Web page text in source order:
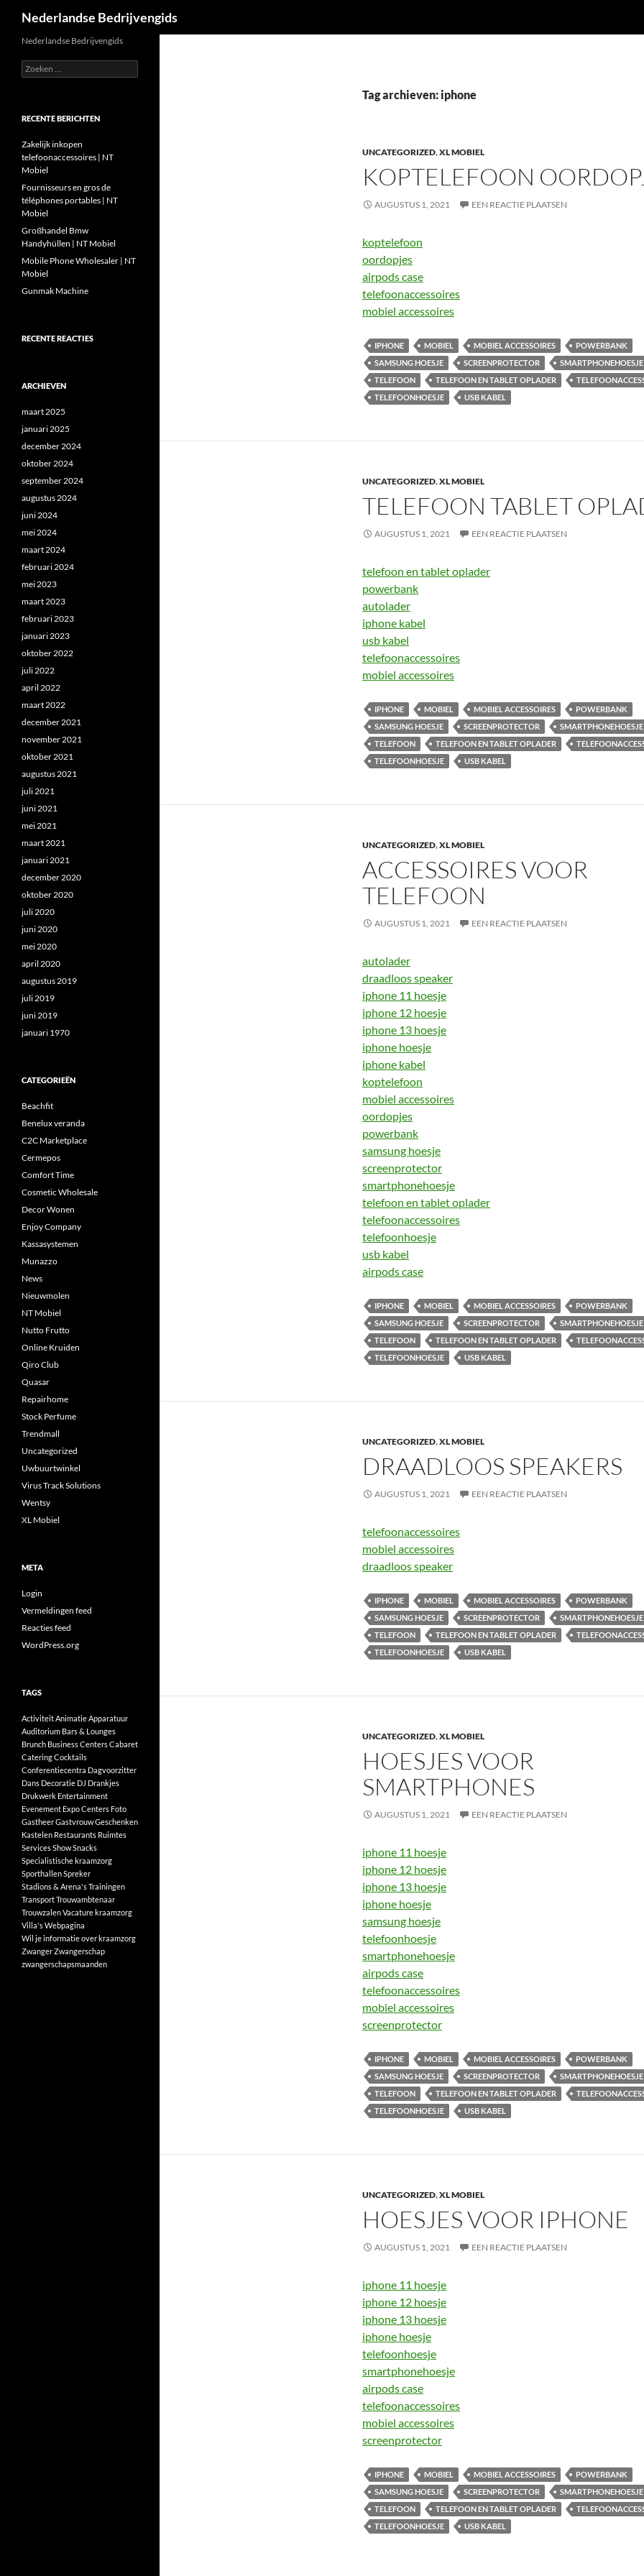
Nederlandse Bedrijvengids
Tag archieven: iphone
UNCATEGORIZED,XL MOBIEL
KOPTELEFOON
AUGUSTUS 1, 2021 EEN REACTIE PLAATSEN
koptelefoon
oordopjes
airpods case
telefoonaccessoires
mobiel accessoires
IPHONE MOBIEL MOBIEL ACCESSOIRES
POWERBANK
SAMSUNG HOESJE
SCREENPROTECTOR SMARTPHONEHOESJE
TELEFOON
TELEFOON EN TABLET OPLADER
TELEFOONHOESJE
USB KABEL
UNCATEGORIZED,XL MOBIEL
TELEFOON TABLET
AUGUSTUS 1, 2021 EEN REACTIE PLAATSEN
telefoon en tablet oplader
powerbank
autolader
iphone kabel
usb kabel
telefoonaccessoires
mobiel accessoires
IPHONE MOBIEL MOBIEL ACCESSOIRES
POWERBANK
SAMSUNG HOESJE
SCREENPROTECTOR SMARTPHONEHOESJE
TELEFOON
TELEFOON EN TABLET OPLADER
TELEFOONHOESJE
USB KABEL
UNCATEGORIZED,XL MOBIEL
ACCESSOIRES VOOR
TELEFOON
AUGUSTUS 1, 2021 EEN REACTIE PLAATSEN
autolader
draadloos speaker
iphone 11 hoesje
iphone 12 hoesje
iphone 13 hoesje
iphone hoesje
iphone kabel
koptelefoon
mobiel accessoires
oordopjes
powerbank
samsung hoesje
screenprotector
smartphonehoesje
telefoon en tablet oplader
telefoonaccessoires
telefoonhoesje
usb kabel
airpods case
IPHONE MOBIEL MOBIEL ACCESSOIRES
POWERBANK
SAMSUNG HOESJE
SCREENPROTECTOR SMARTPHONEHOESJE
TELEFOON
TELEFOON EN TABLET OPLADER
TELEFOONHOESJE
USB KABEL
UNCATEGORIZED,XL MOBIEL
DRAADLOOS SPEAKERS
AUGUSTUS 1, 2021 EEN REACTIE PLAATSEN
telefoonaccessoires
mobiel accessoires
draadloos speaker
IPHONE MOBIEL MOBIEL ACCESSOIRES
POWERBANK
SAMSUNG HOESJE
SCREENPROTECTOR SMARTPHONEHOESJE
TELEFOON
TELEFOON EN TABLET OPLADER
TELEFOONHOESJE
USB KABEL
UNCATEGORIZED,XL MOBIEL
HOESJES VOOR
SMARTPHONES
AUGUSTUS 1, 2021 EEN REACTIE PLAATSEN
iphone 11 hoesje
iphone 12 hoesje
iphone 13 hoesje
iphone hoesje
samsung hoesje
telefoonhoesje
smartphonehoesje
airpods case
telefoonaccessoires
mobiel accessoires
screenprotector
IPHONE MOBIEL MOBIEL ACCESSOIRES
POWERBANK
SAMSUNG HOESJE
SCREENPROTECTOR SMARTPHONEHOESJE
TELEFOON
TELEFOON EN TABLET OPLADER
TELEFOONHOESJE
USB KABEL
UNCATEGORIZED,XL MOBIEL
HOESJES VOOR IPHONE
AUGUSTUS 1, 2021 EEN REACTIE PLAATSEN
iphone 11 hoesje
iphone 12 hoesje
iphone 13 hoesje
iphone hoesje
telefoonhoesje
smartphonehoesje
airpods case
telefoonaccessoires
mobiel accessoires
screenprotector
IPHONE MOBIEL MOBIEL ACCESSOIRES
POWERBANK
SAMSUNG HOESJE
SCREENPROTECTOR SMARTPHONEHOESJE
TELEFOON
TELEFOON EN TABLET OPLADER
TELEFOONHOESJE
USB KABEL
Nederlandse Bedrijvengids
Zoeken
naar:
RECENTE BERICHTEN
Zakelijk inkopen
telefoonaccessoires | NT
Mobiel
Fournisseurs en gros de
téléphones portables | NT
Mobiel
Großhandel Bmw
Handyhüllen | NT Mobiel
Mobile Phone Wholesaler | NT
Mobiel
Gunmak Machine
RECENTE REACTIES
ARCHIEVEN
maart 2025
januari 2025
december 2024
oktober 2024
september 2024
augustus 2024
juni 2024
mei 2024
maart 2024
februari 2024
mei 2023
maart 2023
februari 2023
januari 2023
oktober 2022
juli 2022
april 2022
maart 2022
december 2021
november 2021
oktober 2021
augustus 2021
juli 2021
juni 2021
mei 2021
maart 2021
januari 2021
december 2020
oktober 2020
juli 2020
juni 2020
mei 2020
april 2020
augustus 2019
juli 2019
juni 2019
januari 1970
CATEGORIEËN
Beachfit
Benelux veranda
C2C Marketplace
Cermepos
Comfort Time
Cosmetic Wholesale
Decor Wonen
Enjoy Company
Kassasystemen
Munazzo
News
Nieuwmolen
NT Mobiel
Nutto Frutto
Online Kruiden
Qiro Club
Quasar
Repairhome
Stock Perfume
Trendmall
Uncategorized
Uwbuurtwinkel
Virus Track Solutions
Wentsy
XL Mobiel
META
Login
Vermeldingen feed
Reacties feed
WordPress.org
TAGS
ActiviteitAnimatieApparatuur
Auditorium Bars & Lounges
Brunch Business CentersCabaret
CateringCocktails
Conferentiecentra Dagvoorzitter
Dans Decoratie DJ Drankjes
Drukwerk Entertainment
Evenement Expo Centers Foto
GastheerGastvrouwGeschenken
Kastelen Restaurants Ruimtes
ServicesShowSnacks
Specialistische kraamzorg
SporthallenSpreker
Stadions & Arena'sTrainingen
TransportTrouwambtenaar
TrouwzalenVacature kraamzorg
Villa'sWebpagina
Wil je informatie over kraamzorg
ZwangerZwangerschap
zwangerschapsmaanden